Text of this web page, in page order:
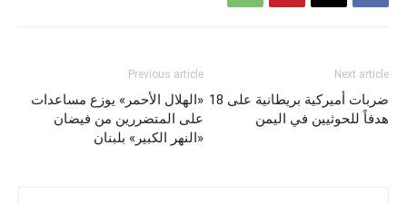
Previous article
«الهلال الأحمر» يوزع مساعدات
على المتضررين من فيضان
«النهر الكبير» بلبنان
Next article
ضربات أميركية بريطانية على 18
هدفاً للحوثيين في اليمن